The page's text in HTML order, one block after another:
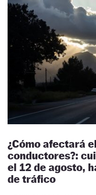
¿Cómo afectará
conductores?:
el 12 de agosto,
de tráfico